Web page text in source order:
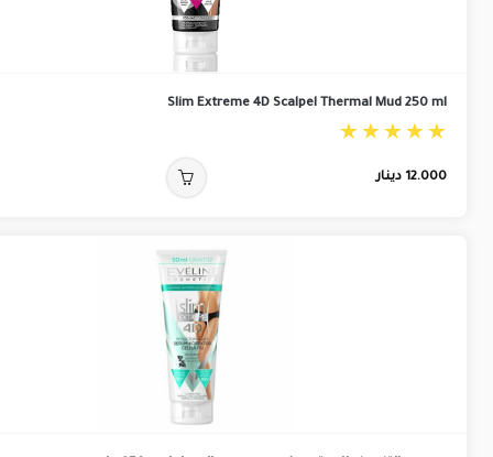
Slim Extreme 4D Scalpel Thermal Mud 250 ml
12.000 دينار